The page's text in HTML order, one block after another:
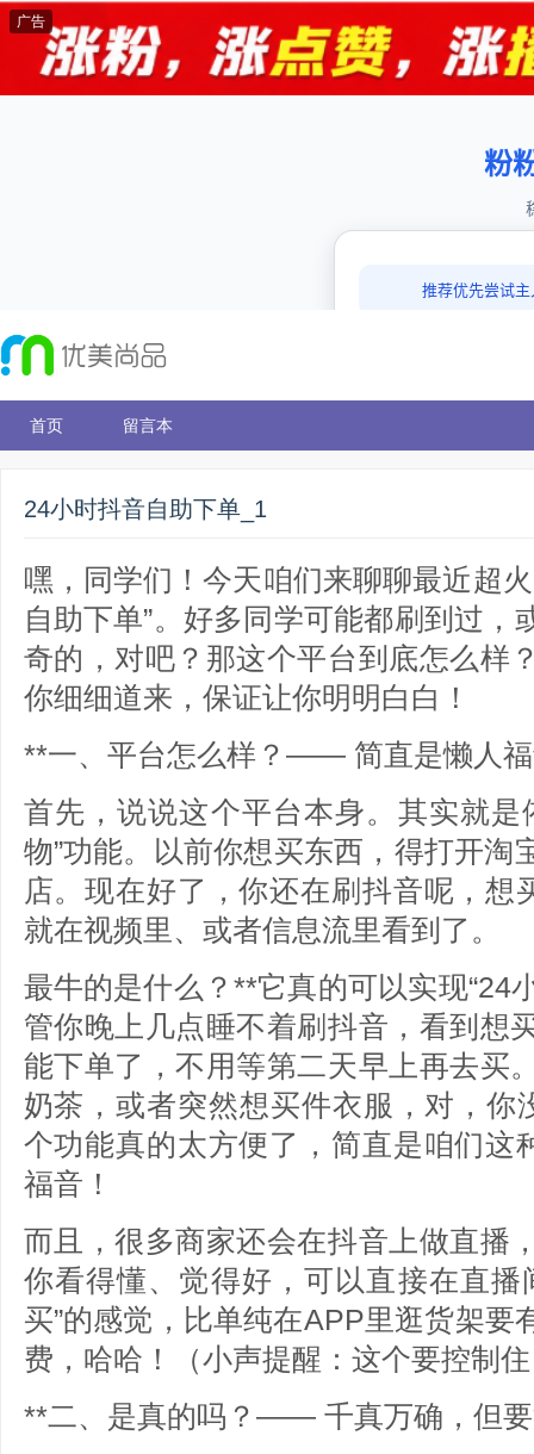
广告
首页 留言本
24小时抖音自助下单_1
嘿，同学们！今天咱们来聊聊最近超
自助下单”。好多同学可能都刷到过，
奇的，对吧？那这个平台到底怎么样
你细细道来，保证让你明明白白！
**一、平台怎么样？—— 简直是懒人
首先，说说这个平台本身。其实就是
物”功能。以前你想买东西，得打开淘
店。现在好了，你还在刷抖音呢，想
就在视频里、或者信息流里看到了。
最牛的是什么？**它真的可以实现“24
管你晚上几点睡不着刷抖音，看到想
能下单了，不用等第二天早上再去买
奶茶，或者突然想买件衣服，对，你
个功能真的太方便了，简直是咱们这
福音！
而且，很多商家还会在抖音上做直播
你看得懂、觉得好，可以直接在直播
买”的感觉，比单纯在APP里逛货架要
费，哈哈！（小声提醒：这个要控制
**二、是真的吗？—— 千真万确，但